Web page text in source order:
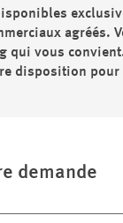
agréés.
qui vous
disposition pour
demande